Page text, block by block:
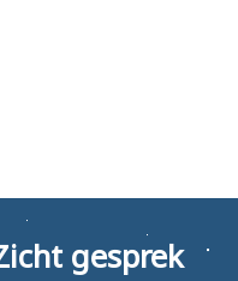
gesprek